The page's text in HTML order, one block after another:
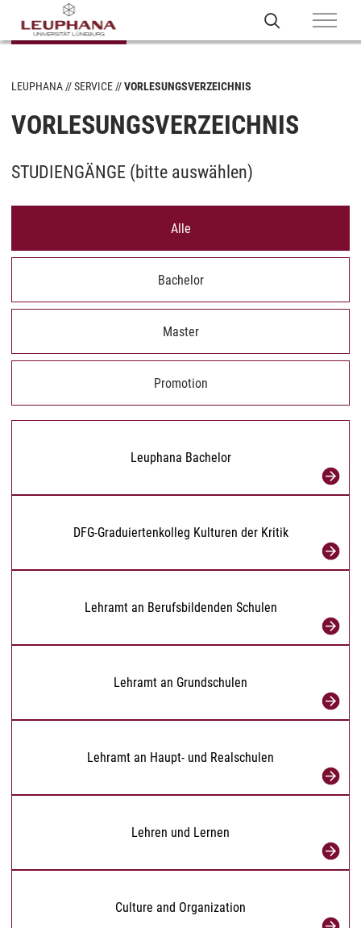
LEUPHANA SERVICE VORLESUNGSVERZEICHNIS
VORLESUNGSVERZEICHNIS
STUDIENGÄNGE (bitte auswählen)
Alle
Bachelor
Master
Promotion
Leuphana Bachelor
DFG-Graduiertenkolleg Kulturen der Kritik
Lehramt an Berufsbildenden Schulen
Lehramt an Grundschulen
Lehramt an Haupt- und Realschulen
Lehren und Lernen
Culture and Organization